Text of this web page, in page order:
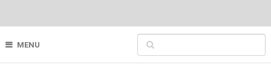
MENU